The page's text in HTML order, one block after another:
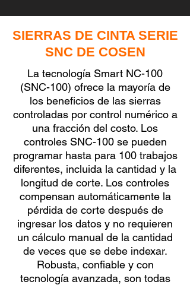
SIERRAS DE CINTA SERIE
SNC DE COSEN
La tecnología Smart NC-100
(SNC-100) ofrece la mayoría de
los beneficios de las sierras
controladas por control numérico a
una fracción del costo. Los
controles SNC-100 se pueden
programar hasta para 100 trabajos
diferentes, incluida la cantidad y la
longitud de corte. Los controles
compensan automáticamente la
pérdida de corte después de
ingresar los datos y no requieren
un cálculo manual de la cantidad
de veces que se debe indexar.
Robusta, confiable y con
tecnología avanzada, son todas